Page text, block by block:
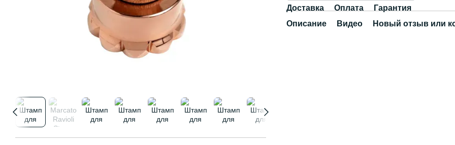
Доставка Оплата
Гарантия
Описание
Видео Новый отзыв или